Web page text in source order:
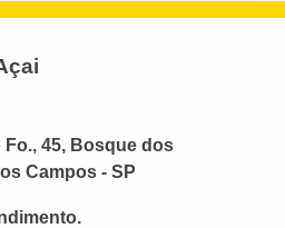
45, Bosque dos
Campos - SP